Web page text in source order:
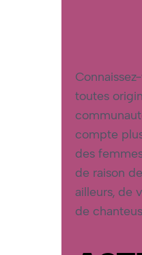
toutes
compte
des
de raison
ailleurs, de
de